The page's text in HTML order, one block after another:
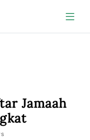
Jamaah